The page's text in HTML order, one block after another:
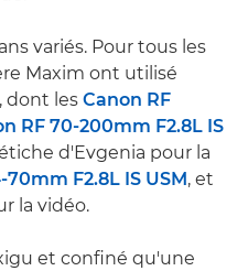
variés. Pour tous les
Maxim ont utilisé
dont les Canon RF
RF 70-200mm F2.8L IS
d'Evgenia pour la
70mm F2.8L IS USM , et
la vidéo.
et confiné qu'une